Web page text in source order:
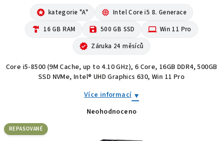
stars kategorie "A" memory Intel Core i5 8. Generace
hardware 16 GB RAM save 500 GB SSD computer Win 11 Pro
verified Záruka 24 měsíců
Core i5-8500 (9M Cache, up to 4.10 GHz), 6 Core, 16GB DDR4, 500GB
SSD NVMe, Intel® UHD Graphics 630, Win 11 Pro
Více informací
Průměrné
Neohodnoceno
REPASOVANÉ